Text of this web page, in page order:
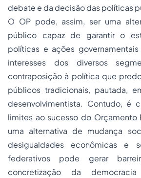
debate e da decisão das políticas
O OP pode, assim, ser uma
público capaz de garantir o
políticas e ações
interesses dos diversos
contraposição à política que
públicos tradicionais, pautada,
desenvolvimentista. Contudo, é
limites ao sucesso do Orçamento
uma alternativa de mudança
desigualdades econômicas e
federativos pode gerar
concretização da